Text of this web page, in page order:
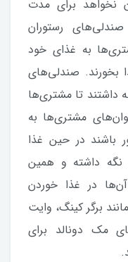
نخواهد برای مدت
رستوران
به غذای خود
بخورند. صندلی‌های
داشتند تا مشتری‌ها
مشتری‌ها به
باشند در حین غذا
نگه داشته و همین
در غذا خوردن
برگر کینگ، وایت
مک دونالد برای